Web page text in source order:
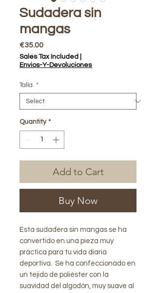
Sudadera sin
mangas
€35.00Price
Sales Tax Included
Envios-Y-Devoluciones
Talla *
Quantity *
Add to Cart
Buy Now
Esta sudadera sin mangas se ha
convertido en una pieza muy
práctica para tu vida diaria
deportiva. Se ha confeccionado en
un tejido de poliéster con la
suavidad del algodón, muy suave al